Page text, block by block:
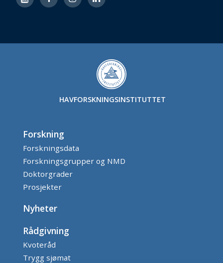
HAVFORSKNINGSINSTITUTTET
Forskning
Forskningsdata
Forskningsgrupper og NMD
Doktorgrader
Prosjekter
Nyheter
Rådgivning
Kvoteråd
Trygg sjømat